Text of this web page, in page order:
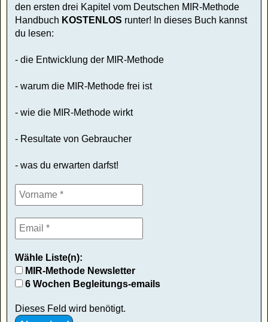
den ersten drei Kapitel vom Deutschen MIR-Methode
Handbuch KOSTENLOS runter! In dieses Buch kannst
du lesen:
- die Entwicklung der MIR-Methode
- warum die MIR-Methode frei ist
- wie die MIR-Methode wirkt
- Resultate von Gebraucher
- was du erwarten darfst!
Wähle Liste(n):
MIR-Methode Newsletter
6 Wochen Begleitungs-emails
Dieses Feld wird benötigt.